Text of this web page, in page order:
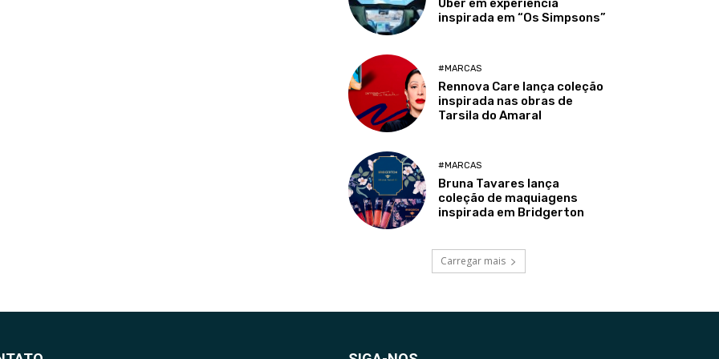
Uber em experiência
inspirada em “Os Simpsons”
#MARCAS
Rennova Care lança coleção
inspirada nas obras de
Tarsila do Amaral
#MARCAS
Bruna Tavares lança
coleção de maquiagens
inspirada em Bridgerton
Carregar mais